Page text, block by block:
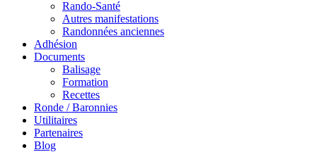
Rando-Santé
Autres manifestations
Randonnées anciennes
Adhésion
Documents
Balisage
Formation
Recettes
Ronde / Baronnies
Utilitaires
Partenaires
Blog